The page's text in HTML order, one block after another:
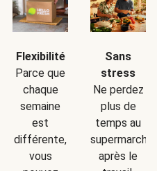
Flexibilité
Parce que
chaque
semaine
est
différente,
vous
Sans
stress
Ne perdez
plus de
temps au
supermarché
après le